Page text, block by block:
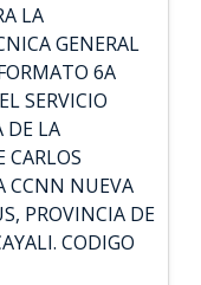
LA
GENERAL
6A
SERVICIO
DE LA
CARLOS
CCNN NUEVA
PROVINCIA DE
CODIGO